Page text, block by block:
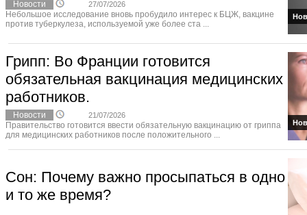
Новости 27/07/2026
Небольшое исследование вновь пробудило интерес к БЦЖ, вакцине
против туберкулеза, используемой уже более ста ...
Грипп: Во Франции готовится
обязательная вакцинация медицинских
работников.
Новости 21/07/2026
Правительство готовится ввести обязательную вакцинацию от гриппа
для медицинских работников после положительного ...
Сон: Почему важно просыпаться в одно
и то же время?